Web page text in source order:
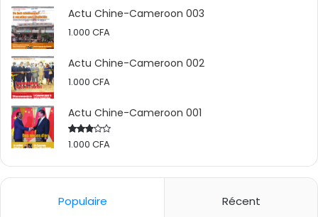
Actu Chine-Cameroon 003
1.000 CFA
Actu Chine-Cameroon 002
1.000 CFA
Actu Chine-Cameroon 001
Rated
1.000 CFA
Populaire Récent